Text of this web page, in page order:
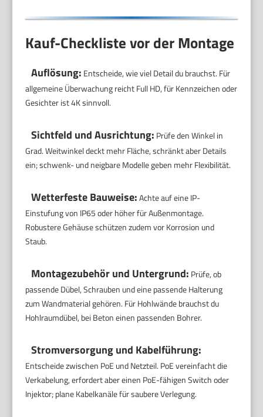
Kauf-Checkliste vor der Montage
Auflösung: Entscheide, wie viel Detail du brauchst. Für
allgemeine Überwachung reicht Full HD, für Kennzeichen oder
Gesichter ist 4K sinnvoll.
Sichtfeld und Ausrichtung: Prüfe den Winkel in
Grad. Weitwinkel deckt mehr Fläche, schränkt aber Details
ein; schwenk- und neigbare Modelle geben mehr Flexibilität.
Wetterfeste Bauweise:Achte auf eine IP-
Einstufung von IP65 oder höher für Außenmontage.
Robustere Gehäuse schützen zudem vor Korrosion und
Staub.
Montagezubehör und Untergrund: Prüfe, ob
passende Dübel, Schrauben und eine passende Halterung
zum Wandmaterial gehören. Für Hohlwände brauchst du
Hohlraumdübel, bei Beton einen passenden Bohrer.
Stromversorgung und Kabelführung:
Entscheide zwischen PoE und Netzteil. PoE vereinfacht die
Verkabelung, erfordert aber einen PoE-fähigen Switch oder
Injektor; plane Kabelkanäle für saubere Verlegung.